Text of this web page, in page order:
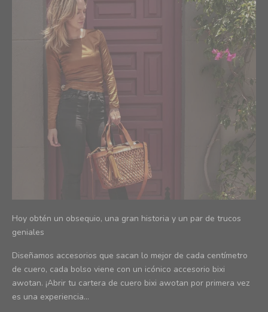
Hoy obtén un obsequio, una gran historia y un par de trucos
geniales
Diseñamos accesorios que sacan lo mejor de cada centímetro
de cuero, cada bolso viene con un icónico accesorio bixi
awotan. ¡Abrir tu cartera de cuero bixi awotan por primera vez
es una experiencia...